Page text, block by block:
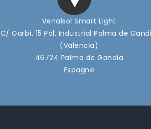
Venalsol Smart Light
C/ Garbí, 15 Pol. Industrial Palma de
(Valencia)
46724 Palma de Gandia
Espagne